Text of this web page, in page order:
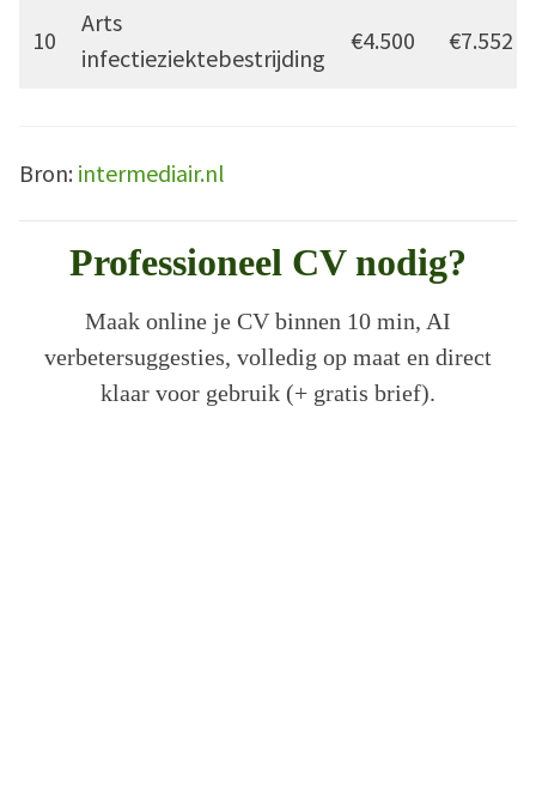
10
Arts
infectieziektebestrijding
€4.500 €7.552
Bron: intermediair.nl
Professioneel CV nodig?
Maak online je CV binnen 10 min, AI
verbetersuggesties, volledig op maat en direct
klaar voor gebruik (+ gratis brief).